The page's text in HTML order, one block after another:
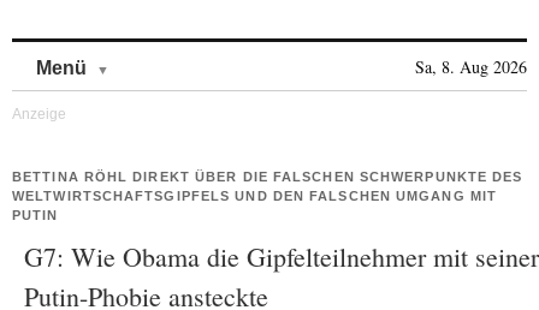
Menü Sa, 8. Aug 2026
BETTINA RÖHL DIREKT ÜBER DIE FALSCHEN SCHWERPUNKTE DES
WELTWIRTSCHAFTSGIPFELS UND DEN FALSCHEN UMGANG MIT
PUTIN
G7: Wie Obama die Gipfelteilnehmer mit seiner
Putin-Phobie ansteckte